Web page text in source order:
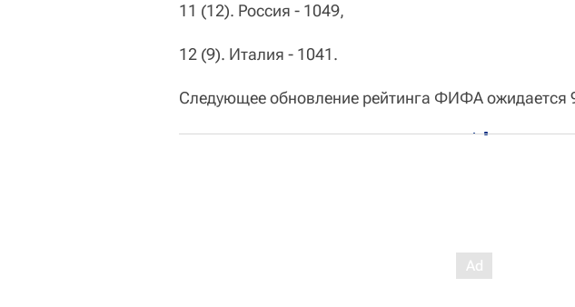
11 (12). Россия - 1049,
12 (9). Италия - 1041.
Следующее обновление рейтинга ФИФА ожидается